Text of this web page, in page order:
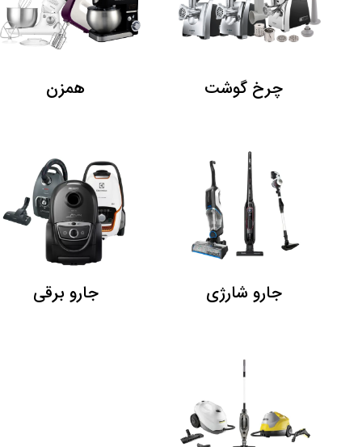
چرخ گوشت همزن
جارو شارژی جارو برقی